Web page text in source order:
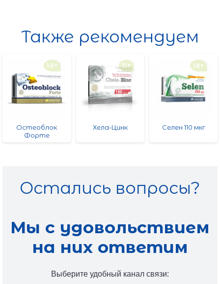
Также рекомендуем
18+
Остеоблок
Форте
11+
Хела-Цинк
18+
Селен 110 мкг
Остались вопросы?
Мы с удовольствием
на них ответим
Выберите удобный канал связи: